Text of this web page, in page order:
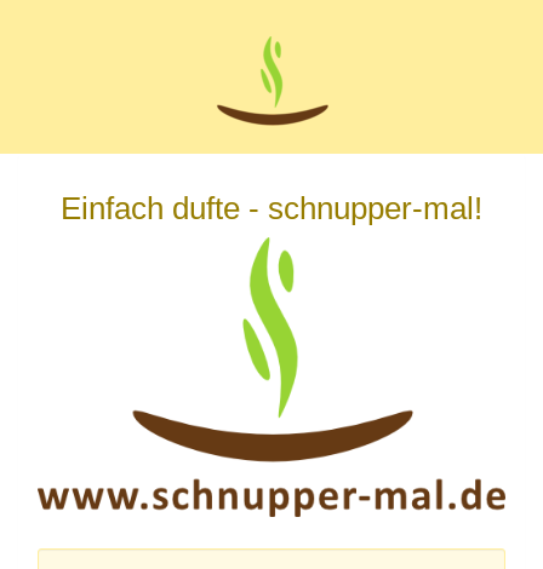
Einfach dufte - schnupper-mal!